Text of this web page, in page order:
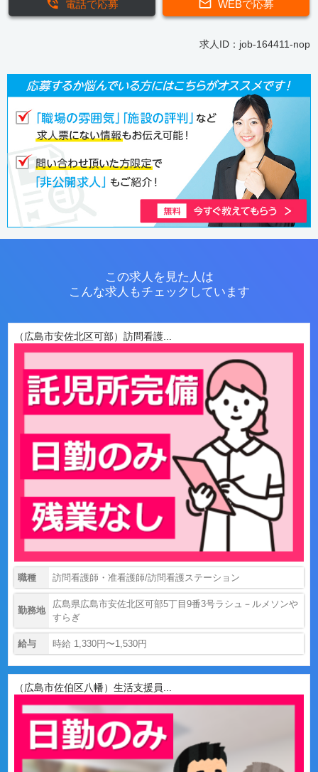
WEBで応募
電話で応募
求人ID：job-164411-nop
この求人を見た人は
こんな求人もチェックしています
（広島市安佐北区可部）訪問看護...
職種 訪問看護師・准看護師/訪問看護ステーション
勤務地
広島県広島市安佐北区可部5丁目9番3号ラシュ－ルメソンや
すらぎ
給与 時給 1,330円〜1,530円
（広島市佐伯区八幡）生活支援員...